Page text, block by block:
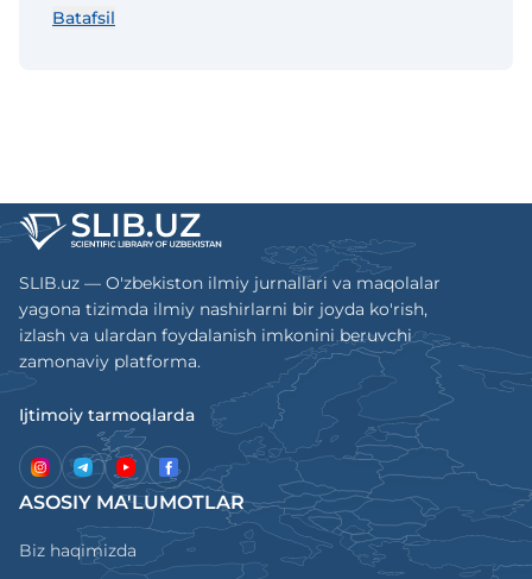
066517-сон билан давлат рўйхатидан
Batafsil
SLIB.uz — O'zbekiston ilmiy jurnallari va maqolalar
yagona tizimda ilmiy nashirlarni bir joyda ko'rish,
izlash va ulardan foydalanish imkonini beruvchi
zamonaviy platforma.
Ijtimoiy tarmoqlarda
ASOSIY MA'LUMOTLAR
Biz haqimizda